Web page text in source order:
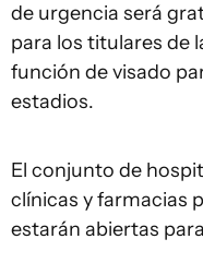
de urgencia será
para los titulares de
función de visado
estadios.
El conjunto de
clínicas y farmacias
estarán abiertas